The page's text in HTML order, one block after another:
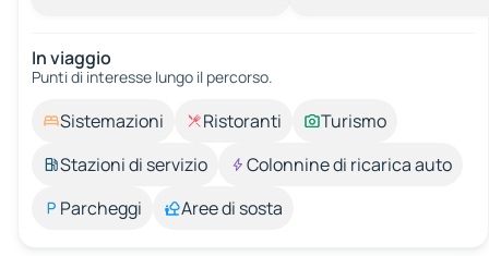
In viaggio
Punti di interesse lungo il percorso.
Sistemazioni Ristoranti
Turismo
Stazioni di servizio
Colonnine di ricarica auto
Parcheggi
Aree di sosta